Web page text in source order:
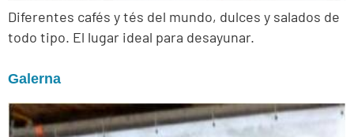
Diferentes cafés y tés del mundo, dulces y salados de
todo tipo. El lugar ideal para desayunar.
Galerna